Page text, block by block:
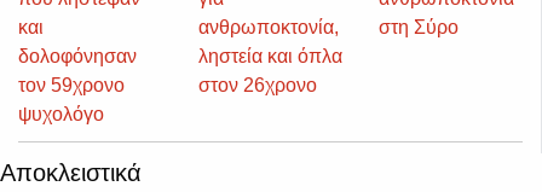
και
δολοφόνησαν
τον 59χρονο
ψυχολόγο
ανθρωποκτονία,
ληστεία και όπλα
στον 26χρονο
στη Σύρο
Αποκλειστικά